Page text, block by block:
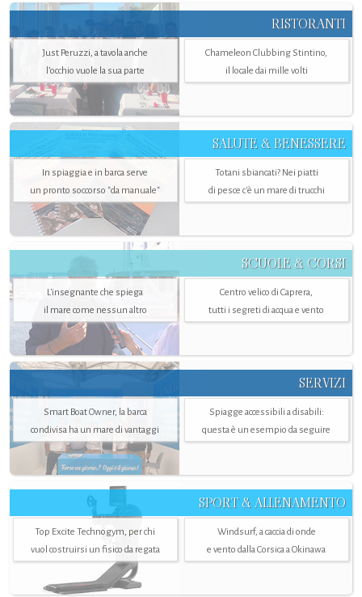
RISTORANTI
Just Peruzzi, a tavola anche
l’occhio vuole la sua parte
Chameleon Clubbing Stintino,
il locale dai mille volti
SALUTE & BENESSERE
In spiaggia e in barca serve
un pronto soccorso "da manuale"
Totani sbiancati? Nei piatti
di pesce c'è un mare di trucchi
SCUOLE & CORSI
L'insegnante che spiega
il mare come nessun altro
Centro velico di Caprera,
tutti i segreti di acqua e vento
SERVIZI
Smart Boat Owner, la barca
condivisa ha un mare di vantaggi
Spiagge accessibili a disabili:
questa è un esempio da seguire
SPORT & ALLENAMENTO
Top Excite Technogym, per chi
vuol costruirsi un fisico da regata
Windsurf, a caccia di onde
e vento dalla Corsica a Okinawa